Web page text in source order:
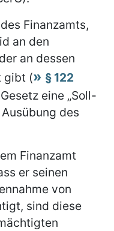
Finanzamts,
an den
an dessen
gibt (
§ 122
eine „Soll-
des
Finanzamt
er seinen
von
sind diese